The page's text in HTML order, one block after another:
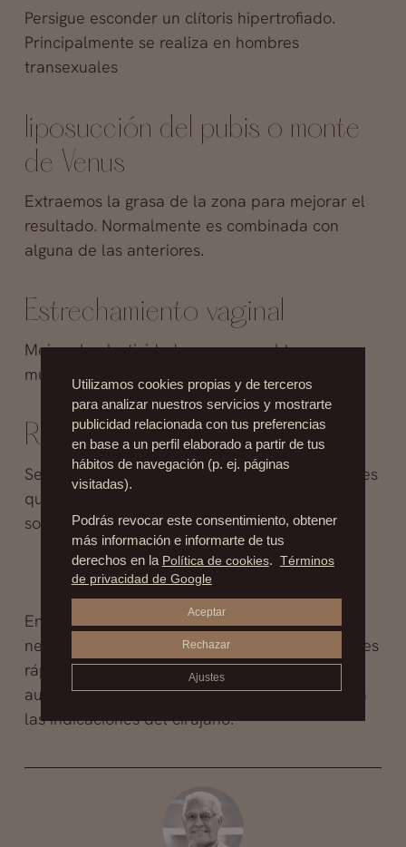
Persigue esconder un clítoris hipertrofiado.
Principalmente se realiza en hombres
transexuales
liposucción del pubis o monte
de Venus
Extraemos la grasa de la zona para mejorar el
resultado. Normalmente es combinada con
alguna de las anteriores.
Estrechamiento vaginal
Mejora la elasticidad y recupera el tono
muscular, normalmente tras el parto
Reconstrucción de himen
Se realiza en menor medida, pero hay pacientes
que por razones culturales o sociales, lo
solicitan
En cualquiera de las intervenciones no es
necesaria la hospitalización y la recuperación es
rápida. Las molestias pueden ser persistentes,
aunque se reducen gracias a la medicación y a
las indicaciones del cirujano.
Utilizamos cookies propias y de terceros
para analizar nuestros servicios y mostrarte
publicidad relacionada con tus preferencias
en base a un perfil elaborado a partir de tus
hábitos de navegación (p. ej. páginas
visitadas).
Podrás revocar este consentimiento, obtener
más información e informarte de tus
derechos en la Política de cookies. Términos
de privacidad de Google
Aceptar
Rechazar
Ajustes